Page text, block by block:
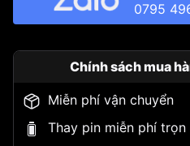
0795
Chính sách mua
Miễn phí vận chuyển
Thay pin miễn phí trọn